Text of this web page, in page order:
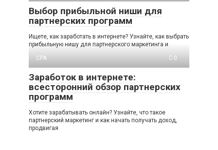
Выбор прибыльной ниши для
партнерских программ
Ищете, как заработать в интернете? Узнайте, как выбрать
прибыльную нишу для партнерского маркетинга и
CPA
0
Заработок в интернете:
всесторонний обзор партнерских
программ
Хотите зарабатывать онлайн? Узнайте, что такое
партнерский маркетинг и как начать получать доход,
продвигая